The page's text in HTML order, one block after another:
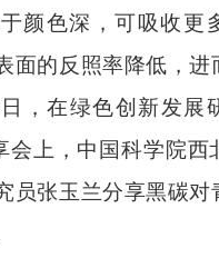
颜色深，可吸收更
面的反照率降低，进
，在绿色创新发展
会上，中国科学院西
员张玉兰分享黑碳对